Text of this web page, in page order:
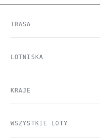
TRASA
LOTNISKA
KRAJE
WSZYSTKIE LOTY